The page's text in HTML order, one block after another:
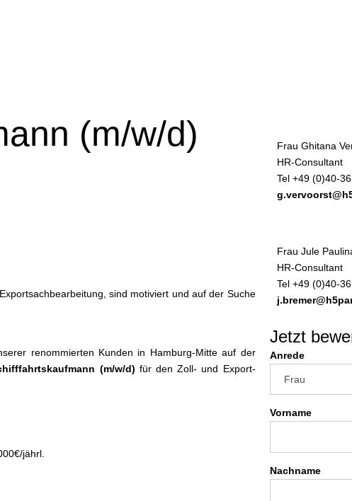
(m/w/d)
sind motiviert und auf der Suche
renommierten Kunden in Hamburg-Mitte auf der
(m/w/d) für den Zoll- und Export-
jährl.
Frau Ghitana
HR-Consultant
Tel +49 (0)40-
Frau Jule
HR-Consultant
Tel +49 (0)40-
Jetzt
Anrede
Vorname
Nachname